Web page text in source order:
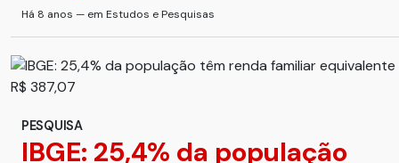
Há 8 anos — em Estudos e Pesquisas
PESQUISA
IBGE: 25,4% da população